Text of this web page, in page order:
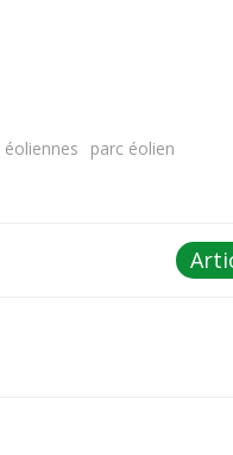
éoliennes parc éolien